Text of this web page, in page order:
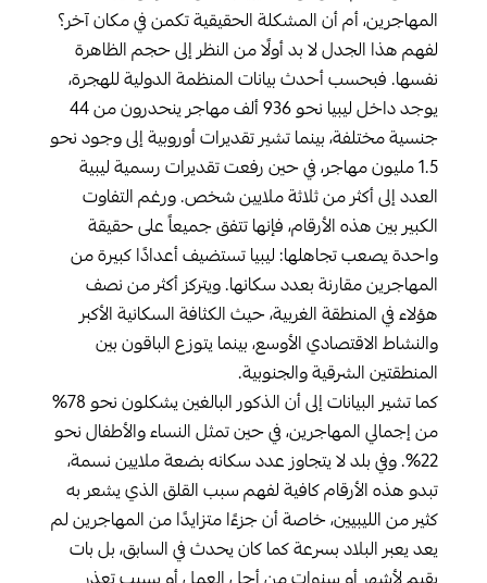
المهاجرين، أم أن المشكلة الحقيقية تكمن في مكان آخر؟
لفهم هذا الجدل لا بد أولًا من النظر إلى حجم الظاهرة
نفسها. فبحسب أحدث بيانات المنظمة الدولية للهجرة،
يوجد داخل ليبيا نحو 936 ألف مهاجر ينحدرون من 44
جنسية مختلفة، بينما تشير تقديرات أوروبية إلى وجود نحو
1.5 مليون مهاجر، في حين رفعت تقديرات رسمية ليبية
العدد إلى أكثر من ثلاثة ملايين شخص. ورغم التفاوت
الكبير بين هذه الأرقام، فإنها تتفق جميعاً على حقيقة
واحدة يصعب تجاهلها: ليبيا تستضيف أعدادًا كبيرة من
المهاجرين مقارنة بعدد سكانها. ويتركز أكثر من نصف
هؤلاء في المنطقة الغربية، حيث الكثافة السكانية الأكبر
والنشاط الاقتصادي الأوسع، بينما يتوزع الباقون بين
المنطقتين الشرقية والجنوبية.
كما تشير البيانات إلى أن الذكور البالغين يشكلون نحو 78%
من إجمالي المهاجرين، في حين تمثل النساء والأطفال نحو
22%. وفي بلد لا يتجاوز عدد سكانه بضعة ملايين نسمة،
تبدو هذه الأرقام كافية لفهم سبب القلق الذي يشعر به
كثير من الليبيين، خاصة أن جزءًا متزايدًا من المهاجرين لم
يعد يعبر البلاد بسرعة كما كان يحدث في السابق، بل بات